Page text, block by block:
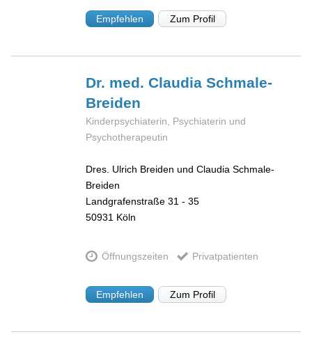
Empfehlen Zum Profil
Dr. med. ClaudiaSchmale-
Breiden
Kinderpsychiaterin, Psychiaterin und
Psychotherapeutin
Dres. Ulrich Breiden und Claudia Schmale-
Breiden
Landgrafenstraße 31 - 35
50931 Köln
Öffnungszeiten Privatpatienten
Empfehlen Zum Profil